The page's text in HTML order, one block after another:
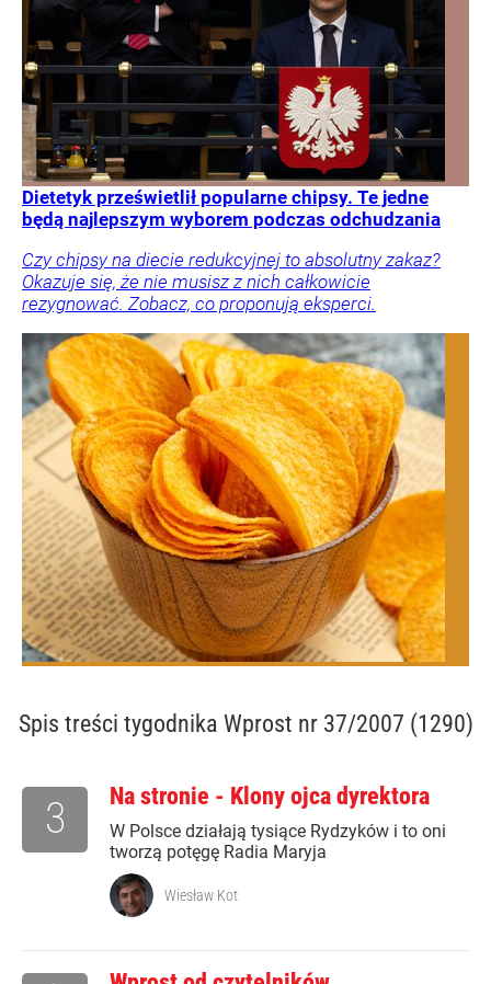
Dietetyk prześwietlił popularne chipsy. Te jedne
będą najlepszym wyborem podczas odchudzania
Czy chipsy na diecie redukcyjnej to absolutny zakaz?
Okazuje się, że nie musisz z nich całkowicie
rezygnować. Zobacz, co proponują eksperci.
Spis treści tygodnika Wprost nr 37/2007 (1290)
Na stronie - Klony ojca dyrektora
W Polsce działają tysiące Rydzyków i to oni
tworzą potęgę Radia Maryja
3
Wiesław Kot